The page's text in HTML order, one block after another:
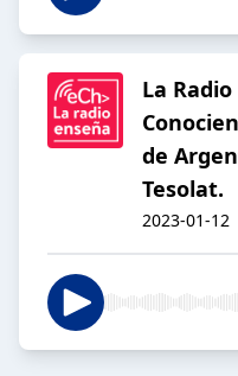
La
de
Tesolat.
2023-01-12